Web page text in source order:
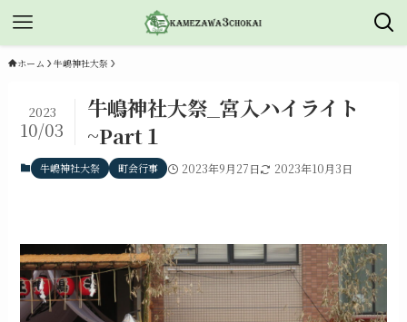
ホーム 牛嶋神社大祭
牛嶋神社大祭_宮入ハイライト
~Part１
2023
10/03
牛嶋神社大祭 町会行事 2023年9月27日 2023年10月3日